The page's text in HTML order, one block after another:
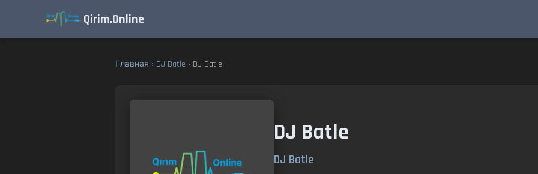
Qirim.Online
Главная › DJ Batle › DJ Batle
DJ Batle
DJ Batle